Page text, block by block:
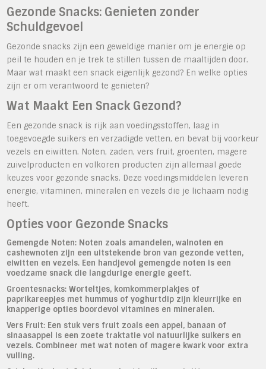
Gezonde Snacks: Genieten zonder
Schuldgevoel
Gezonde snacks zijn een geweldige manier om je energie op
peil te houden en je trek te stillen tussen de maaltijden door.
Maar wat maakt een snack eigenlijk gezond? En welke opties
zijn er om verantwoord te genieten?
Wat Maakt Een Snack Gezond?
Een gezonde snack is rijk aan voedingsstoffen, laag in
toegevoegde suikers en verzadigde vetten, en bevat bij voorkeur
vezels en eiwitten. Noten, zaden, vers fruit, groenten, magere
zuivelproducten en volkoren producten zijn allemaal goede
keuzes voor gezonde snacks. Deze voedingsmiddelen leveren
energie, vitaminen, mineralen en vezels die je lichaam nodig
heeft.
Opties voor Gezonde Snacks
Gemengde Noten: Noten zoals amandelen, walnoten en
cashewnoten zijn een uitstekende bron van gezonde vetten,
eiwitten en vezels. Een handjevol gemengde noten is een
voedzame snack die langdurige energie geeft.
Groentesnacks: Worteltjes, komkommerplakjes of
paprikareepjes met hummus of yoghurtdip zijn kleurrijke en
knapperige opties boordevol vitamines en mineralen.
Vers Fruit: Een stuk vers fruit zoals een appel, banaan of
sinaasappel is een zoete traktatie vol natuurlijke suikers en
vezels. Combineer met wat noten of magere kwark voor extra
vulling.